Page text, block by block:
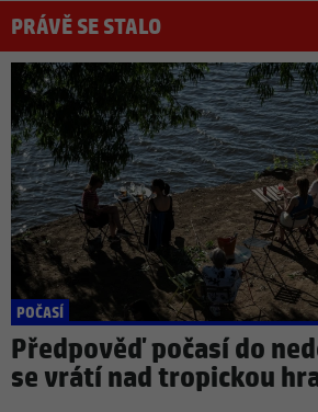
PRÁVĚ SE STALO
POČASÍ
Předpověď počasí do
se vrátí nad tropickou